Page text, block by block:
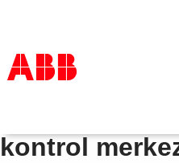
Ürünler ve Çözümler
Endüstriler
Alçak gerilim
kontrol